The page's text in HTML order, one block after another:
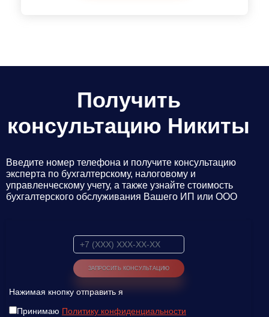
Получить
консультацию Никиты
Введите номер телефона и получите консультацию
эксперта по бухгалтерскому, налоговому и
управленческому учету, а также узнайте стоимость
бухгалтерского обслуживания Вашего ИП или ООО
Нажимая кнопку отправить я
Принимаю Политику конфиденциальности